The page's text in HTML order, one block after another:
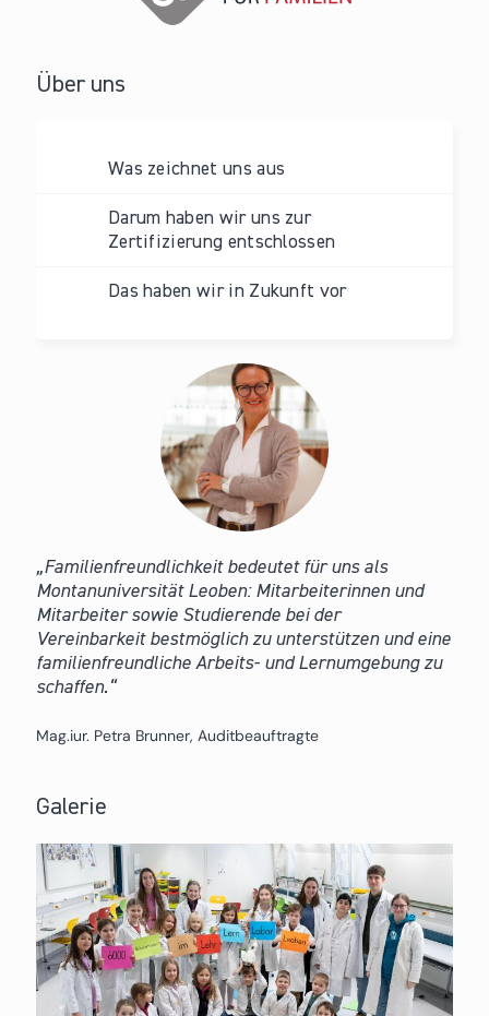
Über uns
Was zeichnet uns aus
Darum haben wir uns zur
Zertifizierung entschlossen
Das haben wir in Zukunft vor
Familienfreundlichkeit bedeutet für uns als
Montanuniversität Leoben: Mitarbeiterinnen und
Mitarbeiter sowie Studierende bei der
Vereinbarkeit bestmöglich zu unterstützen und eine
familienfreundliche Arbeits- und Lernumgebung zu
schaffen.
Mag.iur. Petra Brunner, Auditbeauftragte
Galerie